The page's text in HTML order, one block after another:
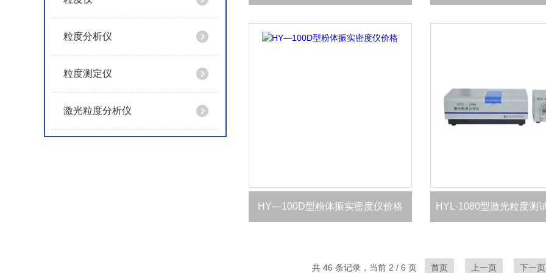
粒度分析仪
粒度测定仪
激光粒度分析仪
HY—100D型粉体振实密度仪价格 HYL-1080型激光粒度测
共 46 条记录，当前 2 / 6 页 首页 上一页 下一页